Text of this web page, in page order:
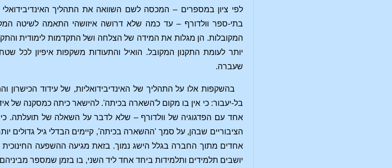
לפי ציון במספרים – המכסה לשם השוואה את התהליך
בתי-ספר וולדורף – עד כמה שלא דרושה איזושהי התאמה לשיטה
המקובלות. הן מגלות את המידה של הצלחה ושל התקדמות לימודית
יותר לעומת התקנון המקובל. הואיל והתעודות משקפות איפיון
שעברה.
בהשקפות אלו על התהליך של האינדיבידואליות, של עידוד הכישרון
בל-יעבור: כי אין בו מקום ל'השארה בכיתה'. להישאר כיתה כמסקנה של
אחד עם הפדגוגיה של וולדורף – שלא לדבר על השאלה של תועלתה.
הציבוריים שבהן, על סמך 'ההשארה בכיתה', קיימים הבדלי גיל גדולים
אחדים מתוך החברה בגלל הישג נמוך. בזאת מגיעה ההשפעה החינוכית
יושבים תלמידים ותלמידות ביחד אחד ליד השני, בו בזמן שמספר